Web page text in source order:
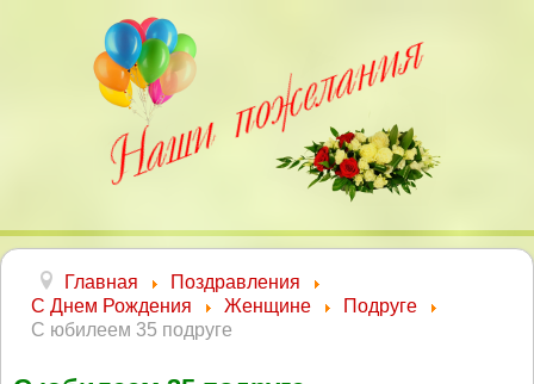
Главная
Поздравления
С Днем Рождения
Женщине
Подруге
С юбилеем 35 подруге